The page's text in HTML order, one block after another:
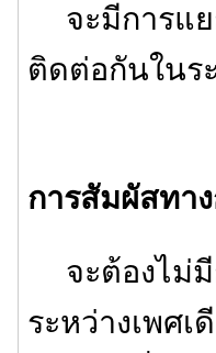
จะมีการแย
ติดต่อกันในร
การสัมผัสทา
จะต้องไม่มี
ระหว่างเพศ